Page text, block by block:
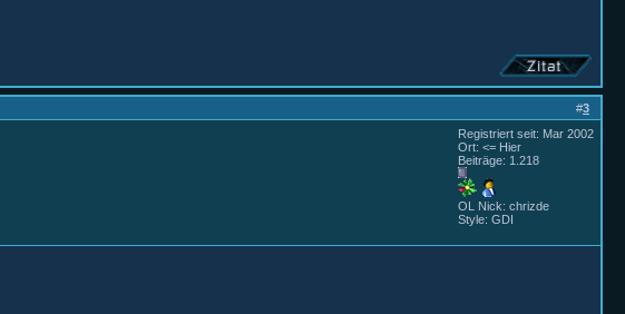
#3
Registriert seit: Mar 2002
Ort: <= Hier
Beiträge: 1.218
OL Nick: chrizde
Style: GDI